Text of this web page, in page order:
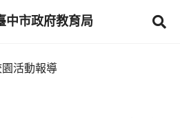
中市政府教育局
園活動報導